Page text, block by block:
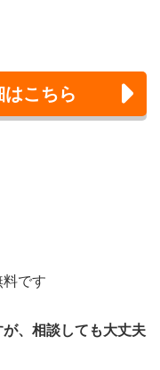
こちら
です
、相談しても大丈夫